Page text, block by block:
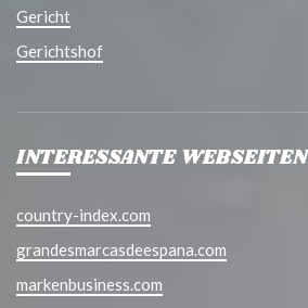
Gericht
Gerichtshof
INTERESSANTE WEBSEITEN
country-index.com
grandesmarcasdeespana.com
markenbusiness.com